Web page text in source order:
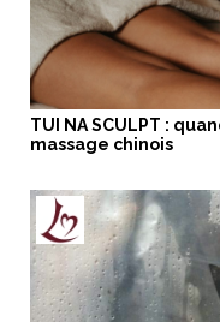
TUI NA SCULPT :
massage chinois